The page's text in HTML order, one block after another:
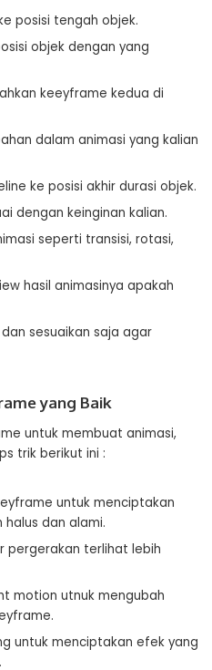
posisi tengah objek.
objek dengan yang
keeyframe kedua di
dalam animasi yang kalian
ke posisi akhir durasi objek.
dengan keinginan kalian.
seperti transisi, rotasi,
hasil animasinya apakah
dan sesuaikan saja agar
yang Baik
untuk membuat animasi,
trik berikut ini :
untuk menciptakan
dan alami.
pergerakan terlihat lebih
motion utnuk mengubah
untuk menciptakan efek yang